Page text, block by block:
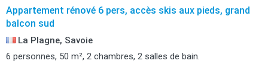
Appartement rénové 6 pers, accès skis aux pieds, grand
balcon sud
La Plagne, Savoie
6 personnes, 50 m², 2 chambres, 2 salles de bain.